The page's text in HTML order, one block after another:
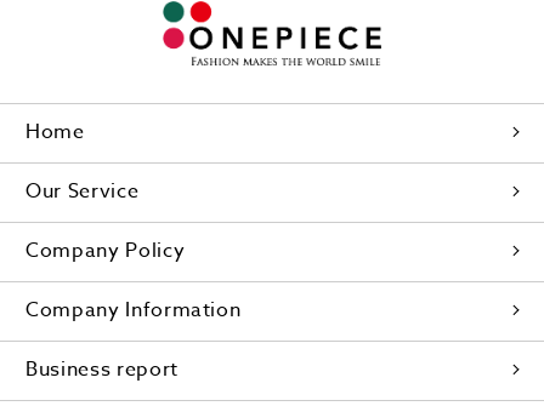
Home
Our Service
Company Policy
Company Information
Business report